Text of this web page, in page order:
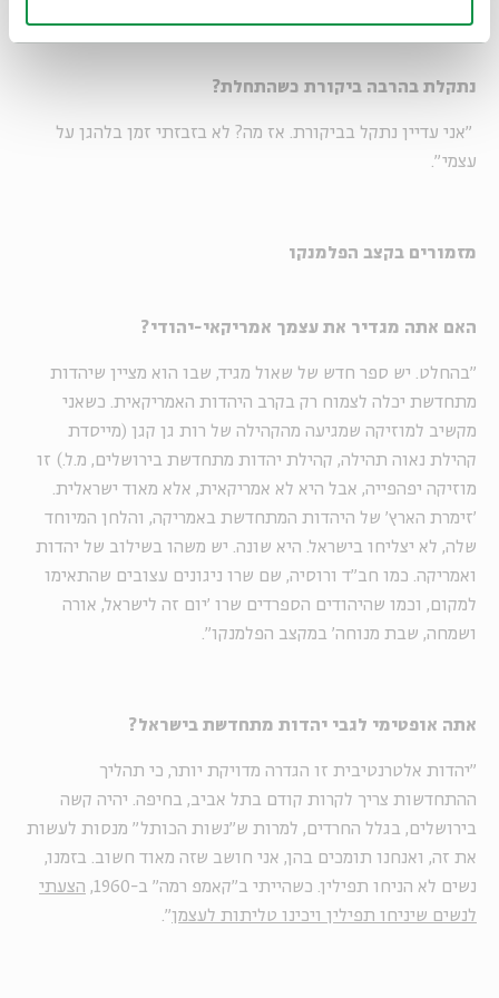
נתקלת בהרבה ביקורת כשהתחלת?
"אני עדיין נתקל בביקורת. אז מה? לא בזבזתי זמן בלהגן על
עצמי".
מזמורים בקצב הפלמנקו
האם אתה מגדיר את עצמך אמריקאי-יהודי?
"בהחלט. יש ספר חדש של שאול מגיד, שבו הוא מציין שיהדות
מתחדשת יכלה לצמוח רק בקרב היהדות האמריקאית. כשאני
מקשיב למוזיקה שמגיעה מהקהילה של רות גן קגן (מייסדת
קהילת נאוה תהילה, קהילת יהדות מתחדשת בירושלים, מ.ל.) זו
מוזיקה יפהפייה, אבל היא לא אמריקאית, אלא מאוד ישראלית.
'זימרת הארץ' של היהדות המתחדשת באמריקה, והלחן המיוחד
שלה, לא יצליחו בישראל. היא שונה. יש משהו בשילוב של יהדות
ואמריקה. כמו חב"ד ורוסיה, שם שרו ניגונים עצובים שהתאימו
למקום, וכמו שהיהודים הספרדים שרו 'יום זה לישראל, אורה
ושמחה, שבת מנוחה' במקצב הפלמנקו".
אתה אופטימי לגבי יהדות מתחדשת בישראל?
"יהדות אלטרנטיבית זו הגדרה מדויקת יותר, כי תהליך
ההתחדשות צריך לקרות קודם בתל אביב, בחיפה. יהיה קשה
בירושלים, בגלל החרדים, למרות ש"נשות הכותל" מנסות לעשות
את זה, ואנחנו תומכים בהן, אני חושב שזה מאוד חשוב. בזמנו,
נשים לא הניחו תפילין. כשהייתי ב"קאמפ רמה" ב-1960,
הצעתי
לנשים שיניחו תפילין ויכינו טליתות לעצמן".